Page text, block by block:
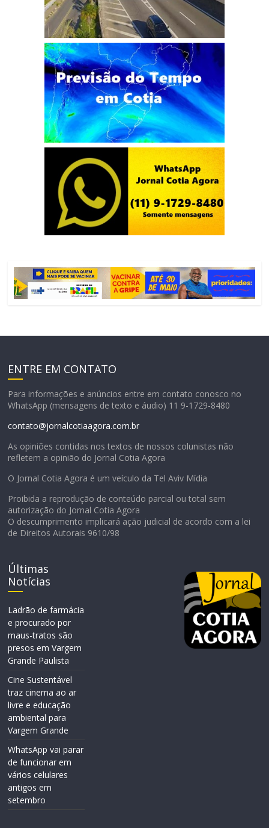
ENTRE EM CONTATO
Para informações e anúncios entre em contato conosco no
WhatsApp (mensagens de texto e áudio) 11 9-1729-8480
contato@jornalcotiaagora.com.br
As opiniões contidas nos textos de nossos colunistas não
refletem a opinião do Jornal Cotia Agora
O Jornal Cotia Agora é um veículo da Tel Aviv Mídia
Proibida a reprodução de conteúdo parcial ou total sem
autorização do Jornal Cotia Agora
O descumprimento implicará ação judicial de acordo com a lei
de Direitos Autorais 9610/98
Últimas
Notícias
Ladrão de farmácia
e procurado por
maus-tratos são
presos em Vargem
Grande Paulista
Cine Sustentável
traz cinema ao ar
livre e educação
ambiental para
Vargem Grande
WhatsApp vai parar
de funcionar em
vários celulares
antigos em
setembro